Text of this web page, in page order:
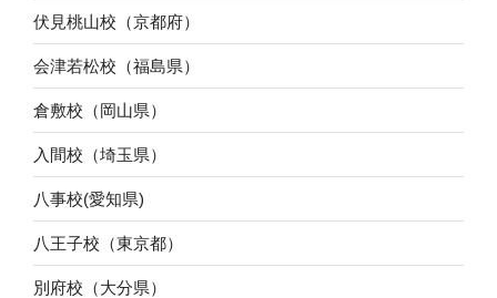
伏見桃山校（京都府）
会津若松校（福島県）
倉敷校（岡山県）
入間校（埼玉県）
八事校(愛知県)
八王子校（東京都）
別府校（大分県）